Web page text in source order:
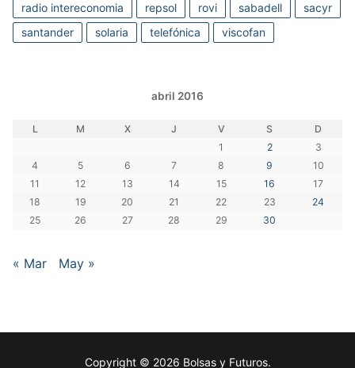
radio intereconomia
repsol rovi sabadell
sacyr
santander
solaria telefónica viscofan
abril 2016
L M X J V S
D
1
2
3
4
5 6 7 8 9
10
11
12 13 14 15 16
17
18
19 20 21 22 23
24
25
26 27 28 29 30
« Mar May »
Copyright © 2026 Bolsas y Futuros.